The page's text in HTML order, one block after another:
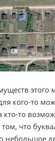
этого
кого-то
то
что
небольшое